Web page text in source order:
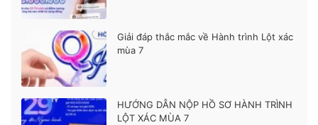
Giải đáp thắc mắc về Hành trình Lột xác
mùa 7
HƯỚNG DẪN NỘP HỒ SƠ HÀNH TRÌNH
LỘT XÁC MÙA 7